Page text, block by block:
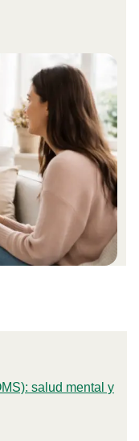
salud mental y